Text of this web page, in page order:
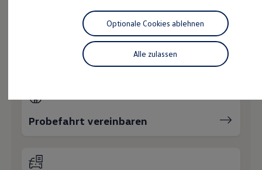
Lifestyle Shop
T-Roc Kollektion
Golf Kollektion
ID. Kollektion
Volkswagen Kollektion
R-Kollektion
Besitzer und Service
myVolkswagen
Wie können wir
Ihnen weiterhelfen?
Probefahrt vereinbaren
Alle zulassen
Optionale Cookies ablehnen